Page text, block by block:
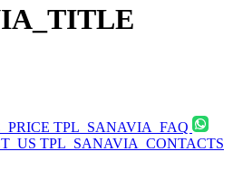
TPL_SANAVIA_FAQ
TPL_SANAVIA_CONTACTS